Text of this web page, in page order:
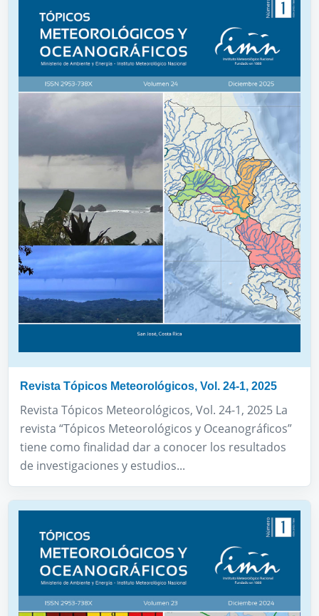
Revista Tópicos Meteorológicos, Vol. 24-1, 2025
Revista Tópicos Meteorológicos, Vol. 24-1, 2025 La
revista “Tópicos Meteorológicos y Oceanográficos”
tiene como finalidad dar a conocer los resultados
de investigaciones y estudios...